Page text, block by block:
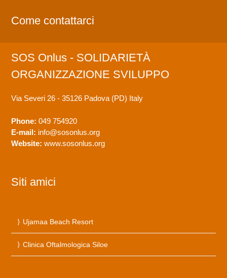
Come contattarci
SOS Onlus - SOLIDARIETÀ
ORGANIZZAZIONE SVILUPPO
Via Severi 26 - 35126 Padova (PD) Italy
Phone: 049 754920
E-mail: info@sosonlus.org
Website: www.sosonlus.org
Siti amici
Ujamaa Beach Resort
Clinica Oftalmologica Siloe